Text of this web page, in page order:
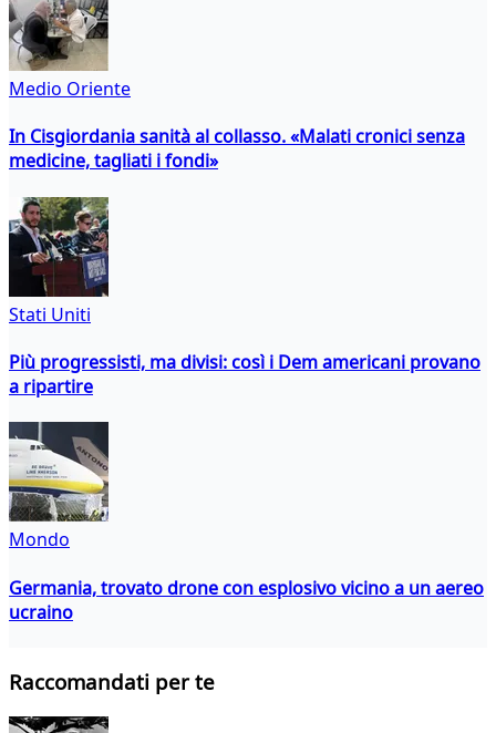
Medio Oriente
In Cisgiordania sanità al collasso. «Malati cronici senza
medicine, tagliati i fondi»
Stati Uniti
Più progressisti, ma divisi: così i Dem americani provano
a ripartire
Mondo
Germania, trovato drone con esplosivo vicino a un aereo
ucraino
Raccomandati per te